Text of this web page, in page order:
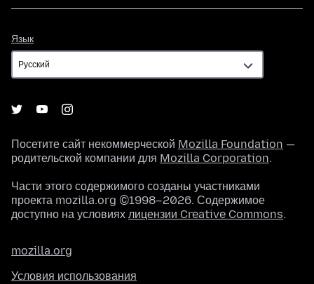
Язык
Посетите сайт некоммерческой Mozilla Foundation —
родительской компании для Mozilla Corporation.
Части этого содержимого созданы участниками
проекта mozilla.org ©1998–2026. Содержимое
доступно на условиях лицензии Creative Commons.
mozilla.org
Условия использования